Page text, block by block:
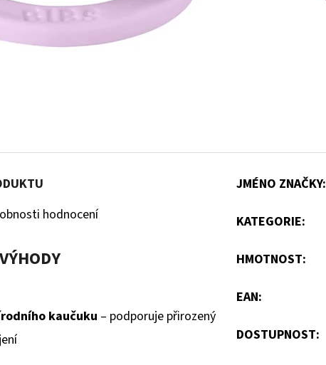
hodnocení
kaučuku – podporuje přirozený
JMÉNO ZNAČKY:
KATEGORIE:
HMOTNOST:
EAN:
DOSTUPNOST: